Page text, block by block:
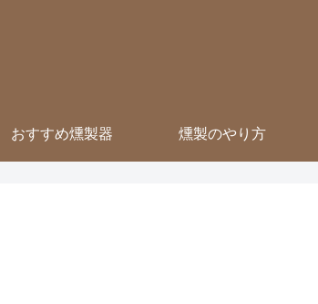
おすすめ燻製器 燻製のやり方